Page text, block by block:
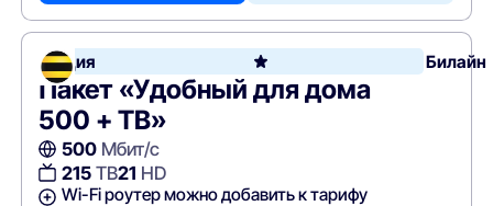
Акция Билайн
Пакет «Удобный для дома
500 + ТВ»
500Мбит/с
215ТВ21 HD
Wi-Fi роутер можно добавить к тарифу